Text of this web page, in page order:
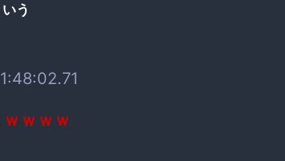
う
ｗｗｗ